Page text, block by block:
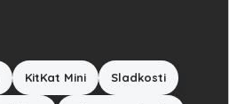
KitKat Mini Sladkosti